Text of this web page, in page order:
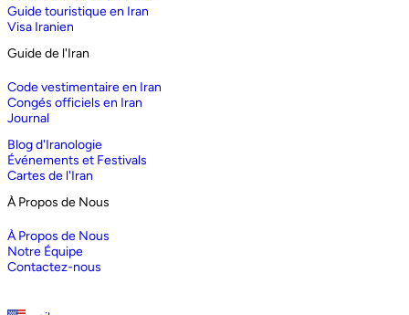
Guide touristique en Iran
Visa Iranien
Guide de l'Iran
Code vestimentaire en Iran
Congés officiels en Iran
Journal
Blog d'Iranologie
Événements et Festivals
Cartes de l'Iran
À Propos de Nous
À Propos de Nous
Notre Équipe
Contactez-nous